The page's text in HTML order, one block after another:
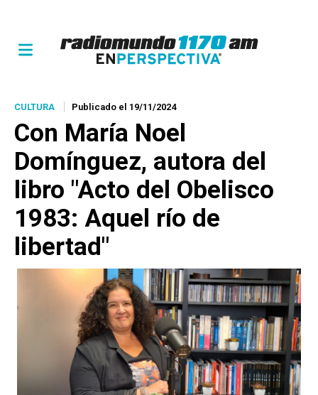
CULTURA Publicado el 19/11/2024
Con María Noel
Domínguez, autora del
libro "Acto del Obelisco
1983: Aquel río de
libertad"